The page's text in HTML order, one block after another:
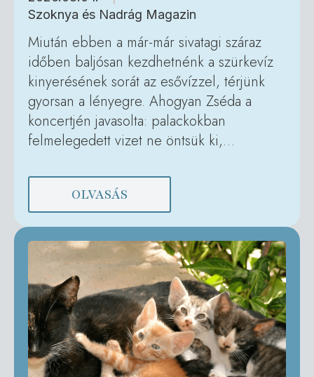
Szoknya és Nadrág Magazin
Miután ebben a már-már sivatagi száraz
időben baljósan kezdhetnénk a szürkevíz
kinyerésének sorát az esővízzel, térjünk
gyorsan a lényegre. Ahogyan Zséda a
koncertjén javasolta: palackokban
felmelegedett vizet ne öntsük ki,…
OLVASÁS